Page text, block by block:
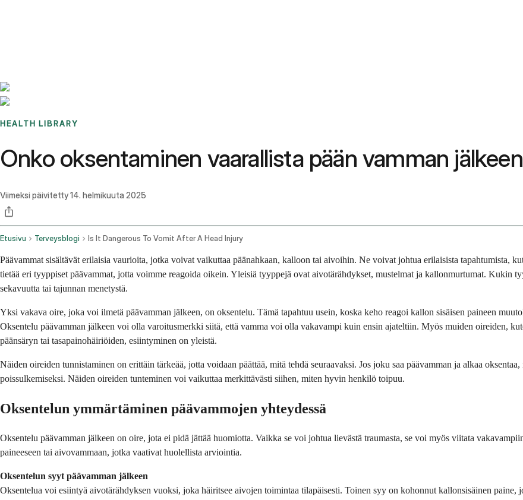
HEALTH LIBRARY
Onko oksentaminen vaarallista pään vamman
Viimeksi päivitetty14. helmikuuta 2025
Etusivu Terveysblogi Is It Dangerous To Vomit After A Head Injury
Päävammat sisältävät erilaisia vaurioita, jotka voivat vaikuttaa päänahkaan, kalloon tai aivoihin. Ne voivat johtua erilaisista tapahtumista,
tietää eri tyyppiset päävammat, jotta voimme reagoida oikein. Yleisiä tyyppejä ovat aivotärähdykset, mustelmat ja kallonmurtumat. Kukin
sekavuutta tai tajunnan menetystä.
Yksi vakava oire, joka voi ilmetä päävamman jälkeen, on oksentelu. Tämä tapahtuu usein, koska keho reagoi kallon sisäisen paineen
Oksentelu päävamman jälkeen voi olla varoitusmerkki siitä, että vamma voi olla vakavampi kuin ensin ajateltiin. Myös muiden oireiden,
päänsäryn tai tasapainohäiriöiden, esiintyminen on yleistä.
Näiden oireiden tunnistaminen on erittäin tärkeää, jotta voidaan päättää, mitä tehdä seuraavaksi. Jos joku saa päävamman ja alkaa
poissulkemiseksi. Näiden oireiden tunteminen voi vaikuttaa merkittävästi siihen, miten hyvin henkilö toipuu.
Oksentelun ymmärtäminen päävammojen yhteydessä
Oksentelu päävamman jälkeen on oire, jota ei pidä jättää huomiotta. Vaikka se voi johtua lievästä traumasta, se voi myös viitata
paineeseen tai aivovammaan, jotka vaativat huolellista arviointia.
Oksentelun syyt päävamman jälkeen
Oksentelua voi esiintyä aivotärähdyksen vuoksi, joka häiritsee aivojen toimintaa tilapäisesti. Toinen syy on kohonnut kallonsisäinen